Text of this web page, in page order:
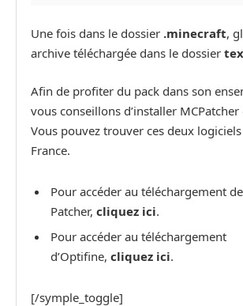
Une fois dans le dossier .minecraft,
archive téléchargée dans le dossier
Afin de profiter du pack dans son
vous conseillons d’installer MCPatcher
Vous pouvez trouver ces deux
France.
Pour accéder au téléchargement
Patcher, cliquez ici.
Pour accéder au téléchargement
d’Optifine, cliquez ici.
[/symple_toggle]